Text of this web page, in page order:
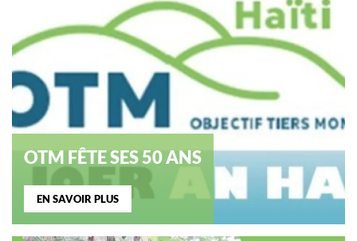
OTM FÊTE SES 50 ANS
EN SAVOIR PLUS